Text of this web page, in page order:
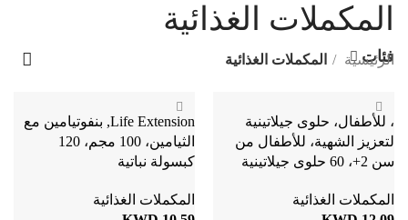
المكملات الغذائية
فئات
الرئيسية المكملات الغذائية
، للأطفال، حلوى جيلاتينية
لتعزيز الشهية، للأطفال من
سن 2+، 60 حلوى جيلاتينية
المكملات الغذائية
Life Extension, بنفوتيامين مع
الثيامين، 100 مجم، 120
كبسولة نباتية
المكملات الغذائية